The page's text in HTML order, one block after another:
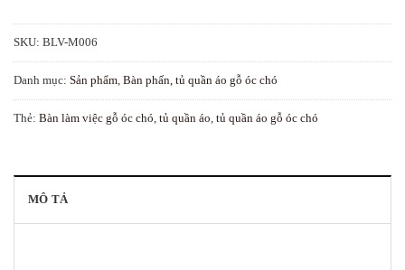
SKU: BLV-M006
Danh mục: Sản phẩm Bàn phấn, tủ quần áo gỗ óc chó
Thẻ: Bàn làm việc gỗ óc chó tủ quần áo tủ quần áo gỗ óc chó
MÔ TẢ